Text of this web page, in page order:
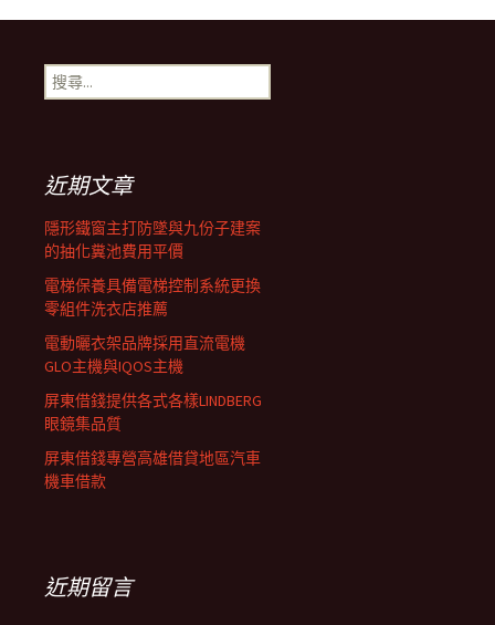
導
覽
列
搜
尋
近期文章
隱形鐵窗主打防墜與九份子建案
的抽化糞池費用平價
電梯保養具備電梯控制系統更換
零組件洗衣店推薦
電動曬衣架品牌採用直流電機
GLO主機與IQOS主機
屏東借錢提供各式各樣LINDBERG
眼鏡集品質
屏東借錢專營高雄借貸地區汽車
機車借款
近期留言